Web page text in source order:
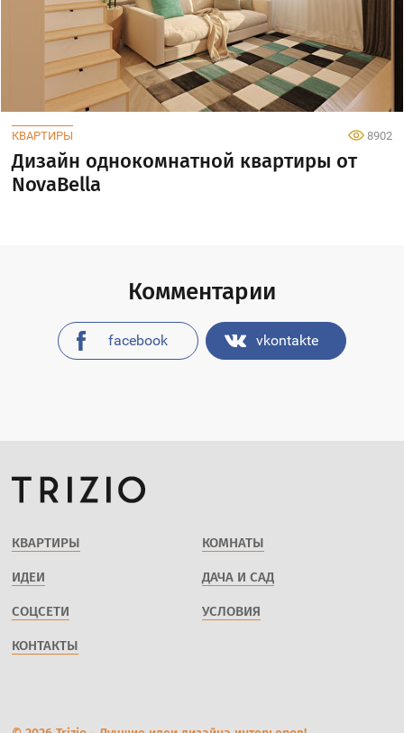
КВАРТИРЫ 8902
Дизайн однокомнатной квартиры от
NovaBella
Комментарии
facebook vkontakte
КВАРТИРЫ КОМНАТЫ
ИДЕИ ДАЧА И САД
СОЦСЕТИ УСЛОВИЯ
КОНТАКТЫ